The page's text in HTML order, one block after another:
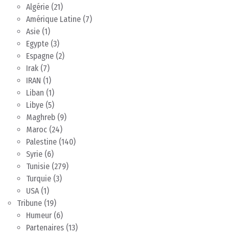
Algérie (21)
Amérique Latine (7)
Asie (1)
Egypte (3)
Espagne (2)
Irak (7)
IRAN (1)
Liban (1)
Libye (5)
Maghreb (9)
Maroc (24)
Palestine (140)
Syrie (6)
Tunisie (279)
Turquie (3)
USA(1)
Tribune (19)
Humeur (6)
Partenaires (13)